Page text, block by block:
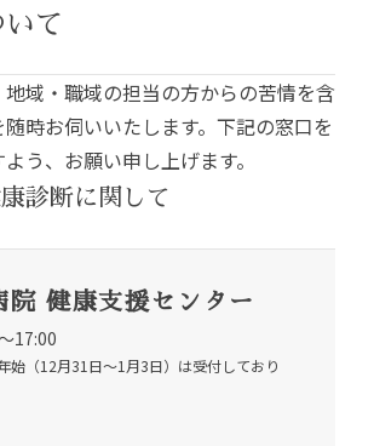
て
域・職域の担当の方からの苦情を含
時お伺いいたします。下記の窓口を
う、お願い申し上げます。
診断に関して
院 健康支援センター
17:00
始（12月31日〜1月3日）は受付しており